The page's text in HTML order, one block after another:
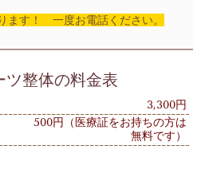
ます！ 一度お電話ください。
ツ整体の料金表
3,300円
500円（医療証をお持ちの方は
無料です）